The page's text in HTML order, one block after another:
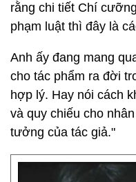
rằng chi tiết Chí
phạm luật thì đây là
Anh ấy đang mang
cho tác phẩm ra đời
hợp lý. Hay nói cách
và quy chiếu cho
tưởng của tác giả."